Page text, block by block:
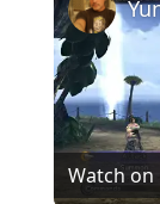
Watch on